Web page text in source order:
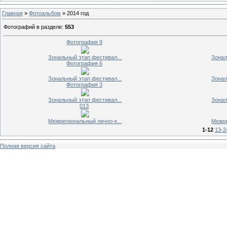
Главная » Фотоальбом » 2014 год
Фотографий в разделе: 553
Фотография 9
Зональный этап фестивал...
Фотография 6
Зональный этап фестивал...
Фотография 3
Зональный этап фестивал...
013
Межрегиональный лично-к...
1-12 13-
Полная версия сайта